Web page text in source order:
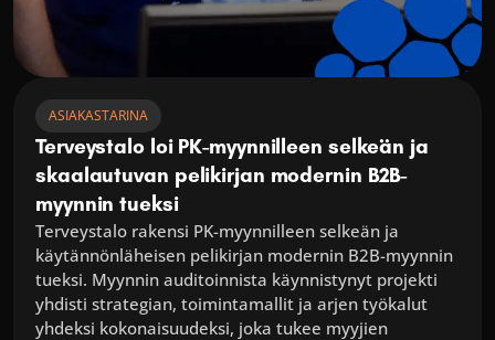
ASIAKASTARINA
Terveystalo loi PK-myynnilleen selkeän ja
skaalautuvan pelikirjan modernin B2B-
myynnin tueksi
Terveystalo rakensi PK-myynnilleen selkeän ja
käytännönläheisen pelikirjan modernin B2B-myynnin
tueksi. Myynnin auditoinnista käynnistynyt projekti
yhdisti strategian, toimintamallit ja arjen työkalut
yhdeksi kokonaisuudeksi, joka tukee myyjien